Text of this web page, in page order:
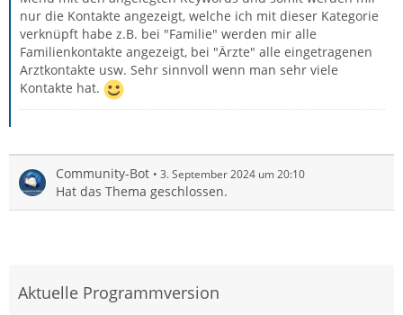
nur die Kontakte angezeigt, welche ich mit dieser Kategorie
verknüpft habe z.B. bei "Familie" werden mir alle
Familienkontakte angezeigt, bei "Ärzte" alle eingetragenen
Arztkontakte usw. Sehr sinnvoll wenn man sehr viele
Kontakte hat.
Community-Bot 3. September 2024 um 20:10
Hat das Thema geschlossen.
Aktuelle Programmversion